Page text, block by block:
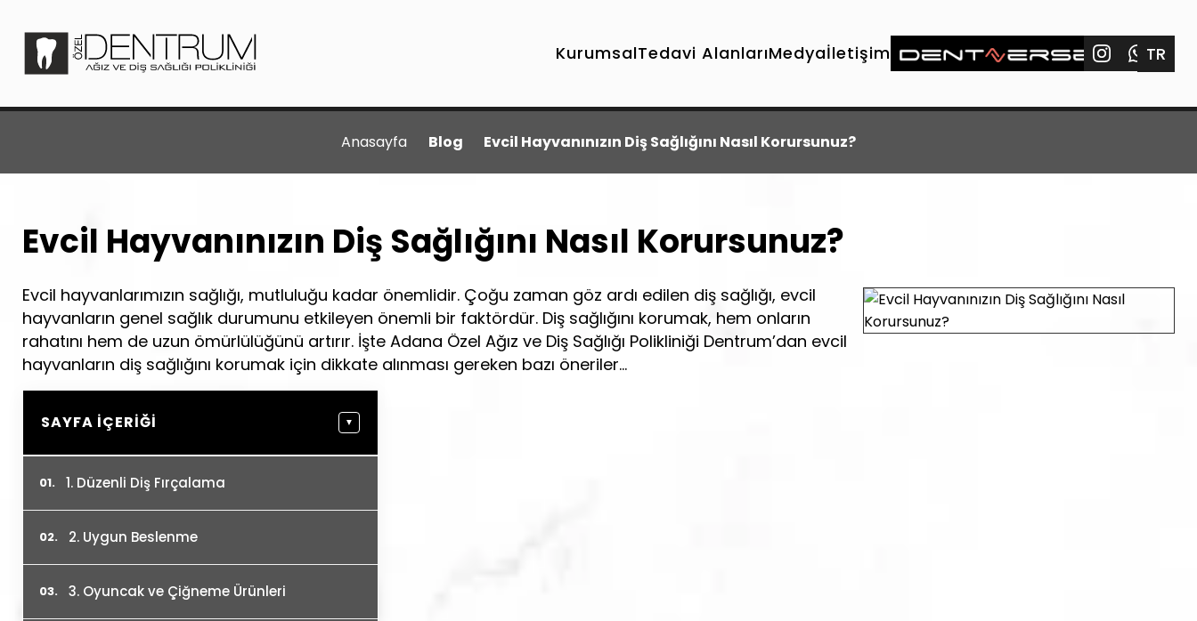
KurumsalTedavi AlanlarıMedyaİletişim TR
Anasayfa Blog Evcil Hayvanınızın Diş Sağlığını Nasıl Korursunuz?
Evcil Hayvanınızın Diş Sağlığını Nasıl Korursunuz?
Evcil hayvanlarımızın sağlığı, mutluluğu kadar önemlidir. Çoğu zaman göz ardı edilen diş sağlığı, evcil
hayvanların genel sağlık durumunu etkileyen önemli bir faktördür. Diş sağlığını korumak, hem onların
rahatını hem de uzun ömürlülüğünü artırır. İşte Adana Özel Ağız ve Diş Sağlığı Polikliniği Dentrum’dan evcil
hayvanların diş sağlığını korumak için dikkate alınması gereken bazı öneriler…
SAYFA İÇERIĞI ▼
1. Düzenli Diş Fırçalama
2. Uygun Beslenme
3. Oyuncak ve Çiğneme Ürünleri